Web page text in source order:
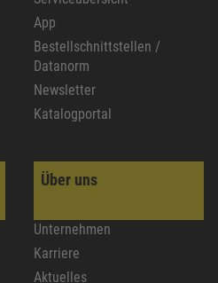
App
Bestellschnittstellen /
Datanorm
Newsletter
Katalogportal
Über uns
Unternehmen
Karriere
Aktuelles